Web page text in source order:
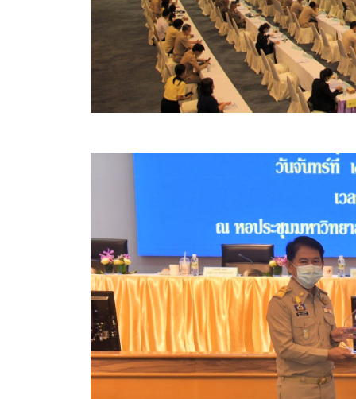
นโยบายคุ้มครองข้อมูลส่วนบุคคล
ผลงาน
มาตรฐานกำหนดตำแหน่ง
VDO Present
ประกาศแผนการจัดซื้อจัดจ้าง
ประกาศแผนการจัดหาพัสดุ
รายงานผลการจัดซื้อจัดจ้างประจำปีงบประมาณ
สรุปผลการดำเนินงานจัดซื้อจัดจ้างในรอบเดือน (สข
ประกาศผู้ชนะการเสนอราคา